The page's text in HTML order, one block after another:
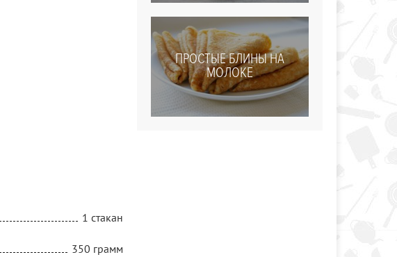
1 стакан
350 грамм
ПРОСТЫЕ БЛИНЫ НА
МОЛОКЕ